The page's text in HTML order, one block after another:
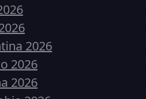
2026
2026
2026